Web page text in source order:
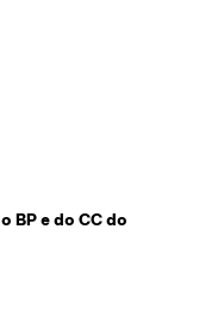
BP e do CC do